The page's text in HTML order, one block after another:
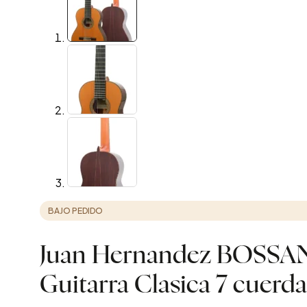
BAJO PEDIDO
Juan Hernandez
Guitarra Clasica 7